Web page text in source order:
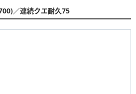
／連続クエ耐久75